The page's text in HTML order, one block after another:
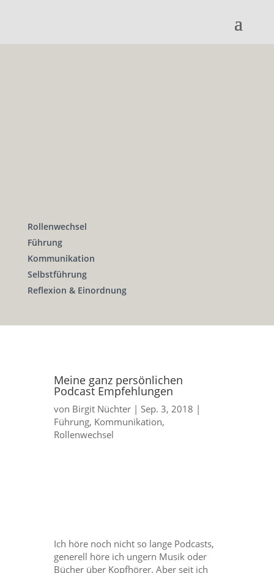
Rollenwechsel
Führung
Kommunikation
Selbstführung
Reflexion & Einordnung
Meine ganz persönlichen
Podcast Empfehlungen
von Birgit Nüchter| Sep. 3, 2018 |
Führung, Kommunikation,
Rollenwechsel
Ich höre noch nicht so lange Podcasts,
generell höre ich ungern Musik oder
Bücher über Kopfhörer. Aber seit ich